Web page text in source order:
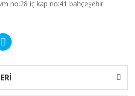
no:28 iç kap no:41 bahçeşehir